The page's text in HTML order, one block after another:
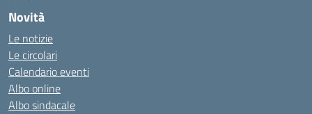
Novità
Le notizie
Le circolari
Calendario eventi
Albo online
Albo sindacale